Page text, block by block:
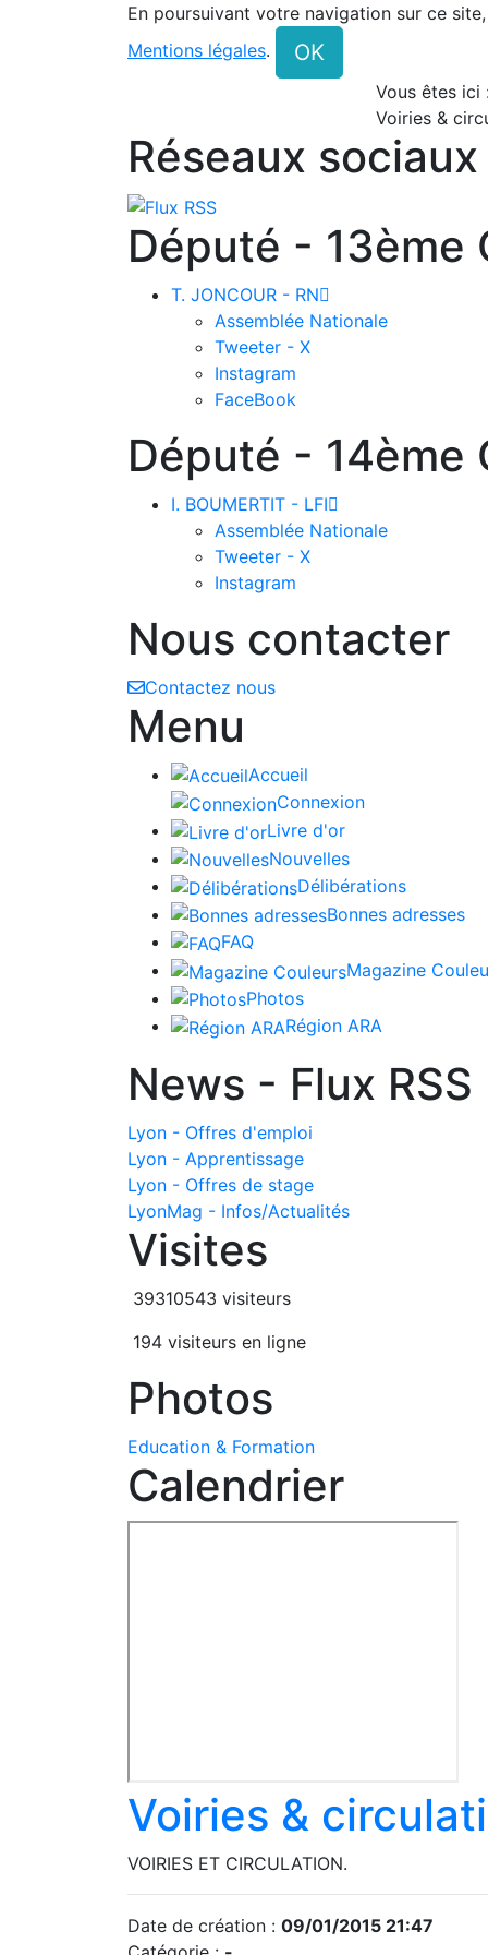
En poursuivant votre navigation sur ce
Mentions légales. OK
Vous êtes
Voiries &
Réseaux sociaux
Député - 13ème
T. JONCOUR - RN
Assemblée Nationale
Tweeter - X
Instagram
FaceBook
Député - 14ème
I. BOUMERTIT - LFI
Assemblée Nationale
Tweeter - X
Instagram
Nous contacter
Contactez nous
Menu
Accueil
Connexion
Livre d'or
Nouvelles
Délibérations
Bonnes adresses
FAQ
Magazine
Photos
Région ARA
News - Flux RSS
Lyon - Offres d'emploi
Lyon - Apprentissage
Lyon - Offres de stage
LyonMag - Infos/Actualités
Visites
39310543 visiteurs
194 visiteurs en ligne
Photos
Education & Formation
Calendrier
Voiries &
VOIRIES ET CIRCULATION.
Date de création : 09/01/2015 21:47